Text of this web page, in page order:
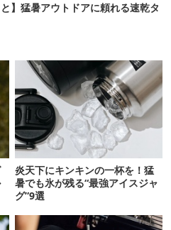
】猛暑アウトドアに頼れる速乾タ
炎天下にキンキンの一杯を！猛
暑でも氷が残る“最強アイスジャ
グ”9選